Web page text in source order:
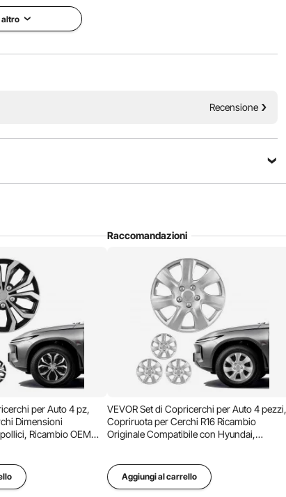
facendo riferimento alla marcatura "R15" sul fianco del
compatibile con cerchi in lega, cerchi con sporgenza
contrappesi esterni.
altro
Recensione
Raccomandazioni
per Auto 4 pz,
Dimensioni
Ricambio OEM
VEVOR Set di Copricerchi per Auto 4 pezzi,
Copriruota per Cerchi R16 Ricambio
Originale Compatibile con Hyundai,
Manutenzione
Aggiungi al carrello